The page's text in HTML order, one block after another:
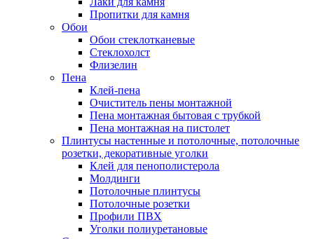
Пропитки для камня
Обои
Обои стеклотканевые
Стеклохолст
Флизелин
Пена
Клей-пена
Очиститель пены монтажной
Пена монтажная бытовая с трубкой
Пена монтажная на пистолет
Плинтусы настенные и потолочные, потолочные
розетки, декоративные уголки
Клей для пенополистерола
Молдинги
Потолочные плинтусы
Потолочные розетки
Профили ПВХ
Уголки полиуретановые